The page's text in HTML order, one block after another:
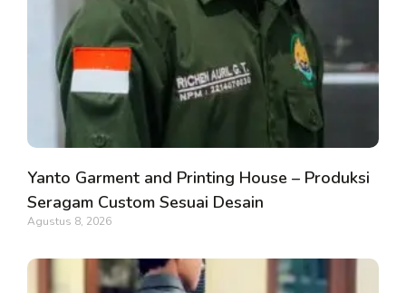
Yanto Garment and Printing House – Produksi
Seragam Custom Sesuai Desain
Agustus 8, 2026